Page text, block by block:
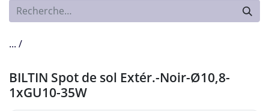
... /
BILTIN Spot de sol Extér.-Noir-Ø10,8-
1xGU10-35W